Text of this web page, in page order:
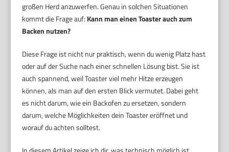
großen Herd anzuwerfen. Genau in solchen Situationen
kommt die Frage auf: Kann man einen Toaster auch zum
Backen nutzen?
Diese Frage ist nicht nur praktisch, wenn du wenig Platz hast
oder auf der Suche nach einer schnellen Lösung bist. Sie ist
auch spannend, weil Toaster viel mehr Hitze erzeugen
können, als man auf den ersten Blick vermutet. Dabei geht
es nicht darum, wie ein Backofen zu ersetzen, sondern
darum, welche Möglichkeiten dein Toaster eröffnet und
worauf du achten solltest.